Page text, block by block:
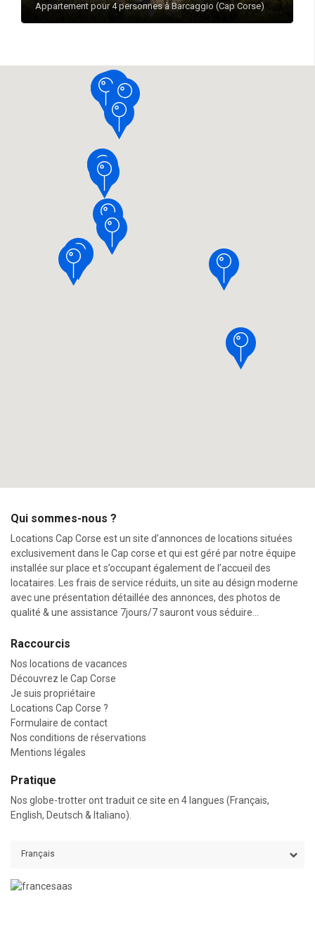
Appartement pour 4 personnes à Barcaggio (Cap Corse)
Qui sommes-nous ?
Locations Cap Corse est un site d’annonces de locations situées
exclusivement dans le Cap corse et qui est géré par notre équipe
installée sur place et s’occupant également de l’accueil des
locataires. Les frais de service réduits, un site au désign moderne
avec une présentation détaillée des annonces, des photos de
qualité & une assistance 7jours/7 sauront vous séduire…
Raccourcis
Nos locations de vacances
Découvrez le Cap Corse
Je suis propriétaire
Locations Cap Corse ?
Formulaire de contact
Nos conditions de réservations
Mentions légales
Pratique
Nos globe-trotter ont traduit ce site en 4 langues (Français,
English, Deutsch & Italiano).